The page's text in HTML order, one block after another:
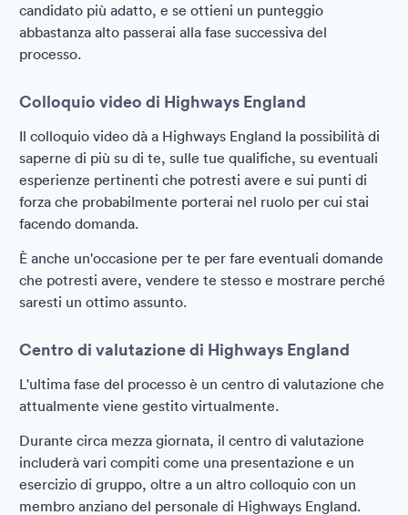
candidato più adatto, e se ottieni un punteggio
abbastanza alto passerai alla fase successiva del
processo.
Colloquio video di Highways England
Il colloquio video dà a Highways England la possibilità di
saperne di più su di te, sulle tue qualifiche, su eventuali
esperienze pertinenti che potresti avere e sui punti di
forza che probabilmente porterai nel ruolo per cui stai
facendo domanda.
È anche un'occasione per te per fare eventuali domande
che potresti avere, vendere te stesso e mostrare perché
saresti un ottimo assunto.
Centro di valutazione di Highways England
L'ultima fase del processo è un centro di valutazione che
attualmente viene gestito virtualmente.
Durante circa mezza giornata, il centro di valutazione
includerà vari compiti come una presentazione e un
esercizio di gruppo, oltre a un altro colloquio con un
membro anziano del personale di Highways England.